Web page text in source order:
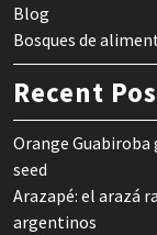
Blog
Bosques de
Recent
Orange
seed
Arazapé: el arazá
argentinos